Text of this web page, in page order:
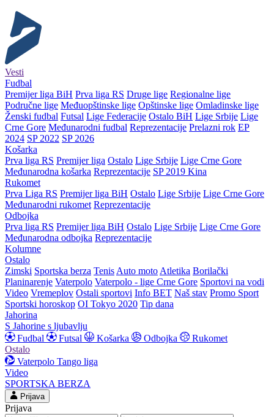
Vesti
Fudbal
Premijer liga BiH Prva liga RS Druge lige Regionalne lige
Područne lige Međuopštinske lige Opštinske lige Omladinske lige
Ženski fudbal Futsal Lige Federacije Ostalo BiH Lige Srbije Lige
Crne Gore Međunarodni fudbal Reprezentacije Prelazni rok EP
2024 SP 2022 SP 2026
Košarka
Prva liga RS Premijer liga Ostalo Lige Srbije Lige Crne Gore
Međunarodna košarka Reprezentacije SP 2019 Kina
Rukomet
Prva Liga RS Premijer liga BiH Ostalo Lige Srbije Lige Crne Gore
Međunarodni rukomet Reprezentacije
Odbojka
Prva liga RS Premijer liga BiH Ostalo Lige Srbije Lige Crne Gore
Međunarodna odbojka Reprezentacije
Kolumne
Ostalo
Zimski Sportska berza Tenis Auto moto Atletika Borilački
Planinarenje Vaterpolo Vaterpolo - lige Crne Gore Sportovi na vodi
Video Vremeplov Ostali sportovi Info BET Naš stav Promo Sport
Sportski horoskop OI Tokyo 2020 Tip dana
Jahorina
S Jahorine s ljubavlju
Fudbal
Futsal Košarka Odbojka
Rukomet
Ostalo
Vaterpolo Tango liga
Video
SPORTSKA BERZA
Prijava
Prijava